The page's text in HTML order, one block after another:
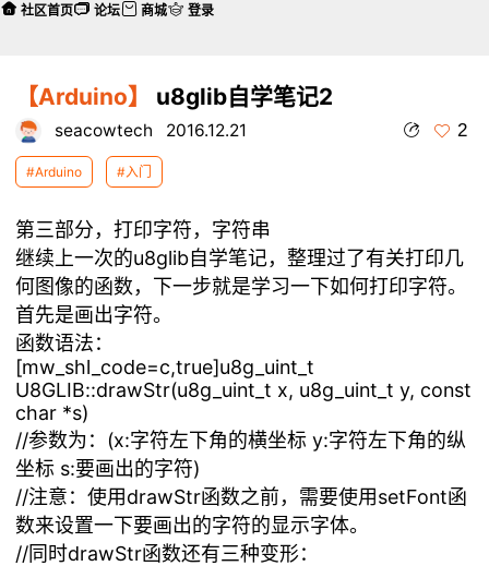
【Arduino】 u8glib自学笔记2
seacowtech 2016.12.21 2
#Arduino #入门
第三部分，打印字符，字符串
继续上一次的u8glib自学笔记，整理过了有关打印几
何图像的函数，下一步就是学习一下如何打印字符。
首先是画出字符。
函数语法：
[mw_shl_code=c,true]u8g_uint_t
U8GLIB::drawStr(u8g_uint_t x, u8g_uint_t y, const
char *s)
//参数为：(x:字符左下角的横坐标 y:字符左下角的纵
坐标 s:要画出的字符)
//注意：使用drawStr函数之前，需要使用setFont函
数来设置一下要画出的字符的显示字体。
//同时drawStr函数还有三种变形：
社区首页 论坛 商城 登录